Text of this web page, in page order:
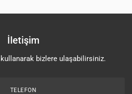
İletişim
bizlere ulaşabilirsiniz.
TELEFON